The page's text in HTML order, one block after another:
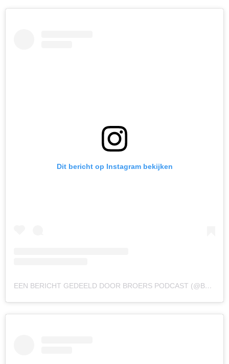
Dit bericht op Instagram bekijken
EEN BERICHT GEDEELD DOOR BROERS PODCAST (@BROERSPODCAST)